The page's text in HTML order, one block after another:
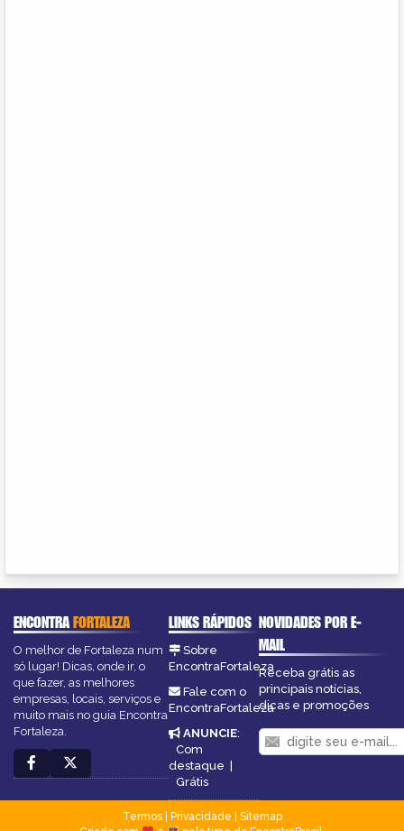
ENCONTRAFORTALEZA
O melhor de Fortaleza num
só lugar! Dicas, onde ir, o
que fazer, as melhores
empresas, locais, serviços e
muito mais no guia Encontra
Fortaleza.
LINKS RÁPIDOS
Sobre
EncontraFortaleza
Fale com o
EncontraFortaleza
ANUNCIE:
Com
destaque |
Grátis
NOVIDADES POR E-
MAIL
Receba grátis as
principais notícias,
dicas e promoções
Termos| Privacidade
Sitemap